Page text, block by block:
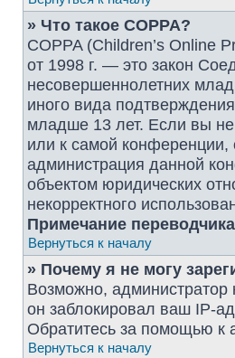
» Что такое COPPA?
COPPA (Children’s Online
от 1998 г. — это закон
несовершеннолетних
иного вида
младше 13 лет. Если вы
или к самой конференции,
администрация данной
объектом юридических
некорректного
Примечание
Вернуться к началу
» Почему я не могу
Возможно, администратор
он заблокировал ваш IP-
Обратитесь за помощью к
Вернуться к началу